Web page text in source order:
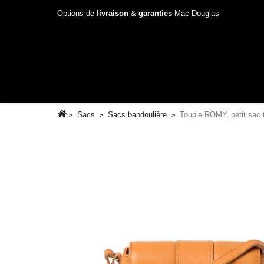
Options de livraison & garanties Mac Douglas
Sacs Sacs bandoulière Toupie ROMY, petit sac